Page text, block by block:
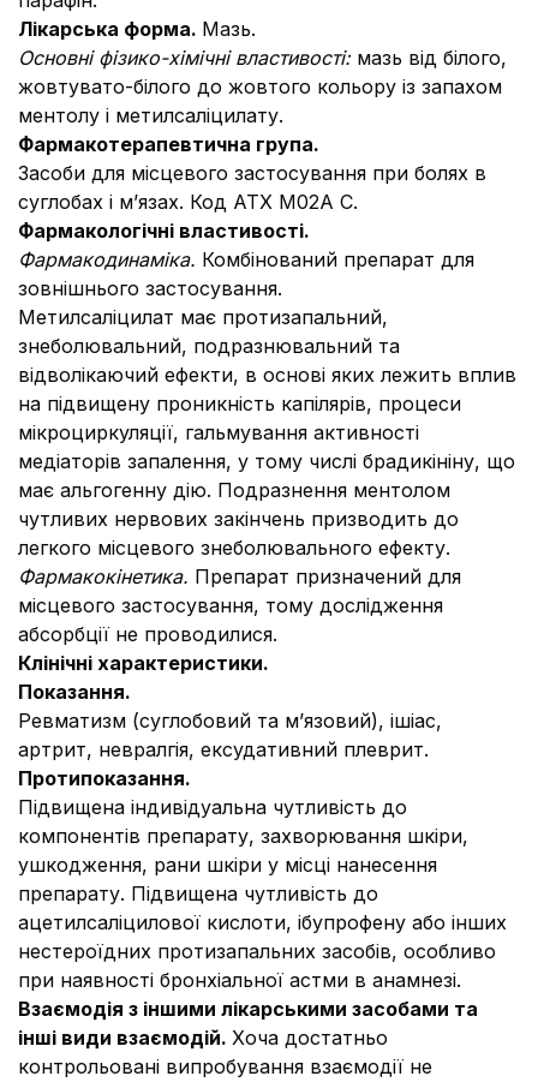
Лікарська форма. Мазь.
Основні фізико-хімічні властивості: мазь від білого,
жовтувато-білого до жовтого кольору із запахом
ментолу і метилсаліцилату.
Фармакотерапевтична група.
Засоби для місцевого застосування при болях в
суглобах і м’язах. Код АТХ M02A С.
Фармакологічні властивості.
Фармакодинаміка. Комбінований препарат для
зовнішнього застосування.
Метилсаліцилат має протизапальний,
знеболювальний, подразнювальний та
відволікаючий ефекти, в основі яких лежить вплив
на підвищену проникність капілярів, процеси
мікроциркуляції, гальмування активності
медіаторів запалення, у тому числі брадикініну, що
має альгогенну дію. Подразнення ментолом
чутливих нервових закінчень призводить до
легкого місцевого знеболювального ефекту.
Фармакокінетика. Препарат призначений для
місцевого застосування, тому дослідження
абсорбції не проводилися.
Клінічні характеристики.
Показання.
Ревматизм (суглобовий та м’язовий), ішіас,
артрит, невралгія, ексудативний плеврит.
Протипоказання.
Підвищена індивідуальна чутливість до
компонентів препарату, захворювання шкіри,
ушкодження, рани шкіри у місці нанесення
препарату. Підвищена чутливість до
ацетилсаліцилової кислоти, ібупрофену або інших
нестероїдних протизапальних засобів, особливо
при наявності бронхіальної астми в анамнезі.
Взаємодія з іншими лікарськими засобами та
інші види взаємодій. Хоча достатньо
контрольовані випробування взаємодії не